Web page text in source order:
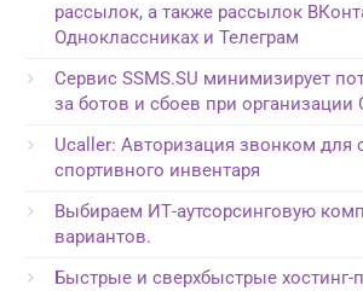
рассылок, а также рассылок
Одноклассниках и Телеграм
Сервис SSMS.SU минимизирует
за ботов и сбоев при
Ucaller: Авторизация звонком для
спортивного инвентаря
Выбираем ИТ-аутсорсинговую
вариантов.
Быстрые и сверхбыстрые